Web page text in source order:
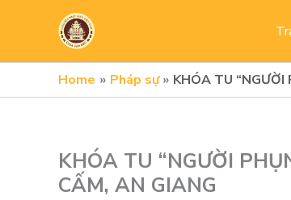
Home Pháp sự KHÓA TU “NGƯỜI
KHÓA TU “NGƯỜI
CẤM, AN GIANG